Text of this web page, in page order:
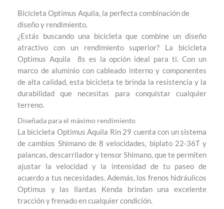
Bicicleta Optimus Aquila, la perfecta combinación de
diseño y rendimiento.
¿Estás buscando una bicicleta que combine un diseño
atractivo con un rendimiento superior? La bicicleta
Optimus Aquila 8s es la opción ideal para ti. Con un
marco de aluminio con cableado interno y componentes
de alta calidad, esta bicicleta te brinda la resistencia y la
durabilidad que necesitas para conquistar cualquier
terreno.
Diseñada para el máximo rendimiento
La bicicleta Optimus Aquila Rin 29 cuenta con un sistema
de cambios Shimano de 8 velocidades, biplato 22-36T y
palancas, descarrilador y tensor Shimano, que te permiten
ajustar la velocidad y la intensidad de tu paseo de
acuerdo a tus necesidades. Además, los frenos hidráulicos
Optimus y las llantas Kenda brindan una excelente
tracción y frenado en cualquier condición.